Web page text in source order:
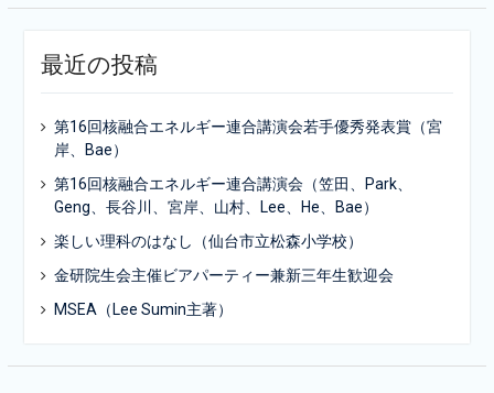
最近の投稿
第16回核融合エネルギー連合講演会若手優秀発表賞（宮
岸、Bae）
第16回核融合エネルギー連合講演会（笠田、Park、
Geng、長谷川、宮岸、山村、Lee、He、Bae）
楽しい理科のはなし（仙台市立松森小学校）
金研院生会主催ビアパーティー兼新三年生歓迎会
MSEA（Lee Sumin主著）